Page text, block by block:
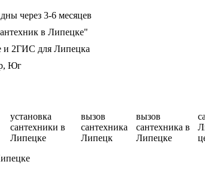
через 3-6 месяцев
в Липецке"
и 2ГИС для Липецка
Юг
установка
сантехники в
Липецке
вызов
сантехника
Липецк
вызов
сантехника в
Липецке